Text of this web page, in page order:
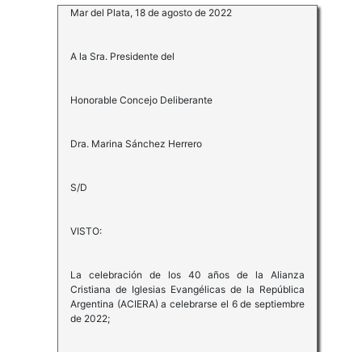
Mar del Plata, 18 de agosto de 2022
A la Sra. Presidente del
Honorable Concejo Deliberante
Dra. Marina Sánchez Herrero
S/D
VISTO:
La celebración de los 40 años de la Alianza
Cristiana de Iglesias Evangélicas de la República
Argentina (ACIERA) a celebrarse el 6 de septiembre
de 2022;